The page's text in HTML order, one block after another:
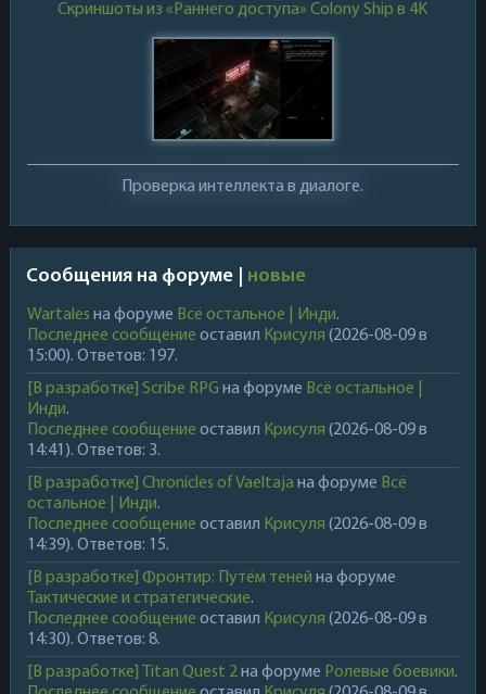
Скриншоты из «Раннего доступа» Colony Ship в 4K
Проверка интеллекта в диалоге.
Сообщения на форуме | новые
Wartales на форуме Всё остальное | Инди.
Последнее сообщение оставил Крисуля (2026-08-09 в
15:00). Ответов: 197.
[В разработке] Scribe RPG на форуме Всё остальное |
Инди.
Последнее сообщение оставил Крисуля (2026-08-09 в
14:41). Ответов: 3.
[В разработке] Chronicles of Vaeltaja на форуме Всё
остальное | Инди.
Последнее сообщение оставил Крисуля (2026-08-09 в
14:39). Ответов: 15.
[В разработке] Фронтир: Путём теней на форуме
Тактические и стратегические.
Последнее сообщение оставил Крисуля (2026-08-09 в
14:30). Ответов: 8.
[В разработке] Titan Quest 2на форуме Ролевые боевики.